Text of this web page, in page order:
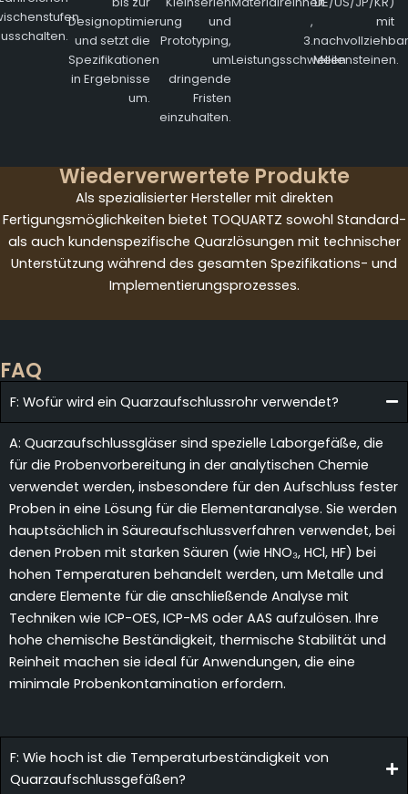
Designoptimierung
und setzt die
Spezifikationen
in Ergebnisse
um.
und
Prototyping,
um
dringende
Fristen
einzuhalten.
,
3.
Leistungsschwellen
mit
Meilensteinen.
Wiederverwertete Produkte
Als spezialisierter Hersteller mit direkten
Fertigungsmöglichkeiten bietet TOQUARTZ sowohl Standard-
als auch kundenspezifische Quarzlösungen mit technischer
Unterstützung während des gesamten Spezifikations- und
Implementierungsprozesses.
FAQ
F: Wofür wird ein Quarzaufschlussrohr verwendet?
A: Quarzaufschlussgläser sind spezielle Laborgefäße, die
für die Probenvorbereitung in der analytischen Chemie
verwendet werden, insbesondere für den Aufschluss fester
Proben in eine Lösung für die Elementaranalyse. Sie werden
hauptsächlich in Säureaufschlussverfahren verwendet, bei
denen Proben mit starken Säuren (wie HNO₃, HCl, HF) bei
hohen Temperaturen behandelt werden, um Metalle und
andere Elemente für die anschließende Analyse mit
Techniken wie ICP-OES, ICP-MS oder AAS aufzulösen. Ihre
hohe chemische Beständigkeit, thermische Stabilität und
Reinheit machen sie ideal für Anwendungen, die eine
minimale Probenkontamination erfordern.
F: Wie hoch ist die Temperaturbeständigkeit von
Quarzaufschlussgefäßen?